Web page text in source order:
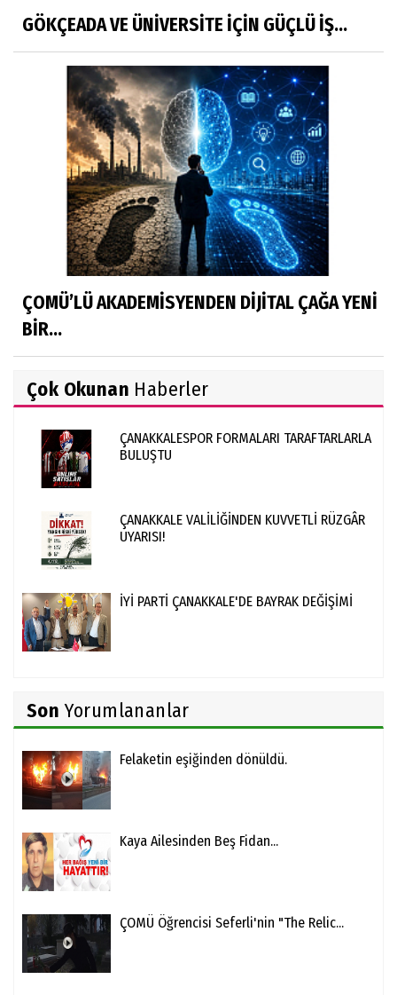
GÖKÇEADA VE ÜNİVERSİTE İÇİN GÜÇLÜ İŞ...
ÇOMÜ’LÜ AKADEMİSYENDEN DİJİTAL ÇAĞA YENİ
BİR...
Çok Okunan Haberler
ÇANAKKALESPOR FORMALARI TARAFTARLARLA
BULUŞTU
ÇANAKKALE VALİLİĞİNDEN KUVVETLİ RÜZGÂR
UYARISI!
İYİ PARTİ ÇANAKKALE'DE BAYRAK DEĞİŞİMİ
Son Yorumlananlar
Felaketin eşiğinden dönüldü.
Kaya Ailesinden Beş Fidan...
ÇOMÜ Öğrencisi Seferli'nin "The Relic...